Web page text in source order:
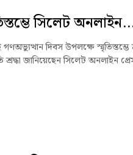
সিলেট
দিবস উপলক্ষে
শ্রদ্ধা জানিয়েছেন সিলেট অনলাইন